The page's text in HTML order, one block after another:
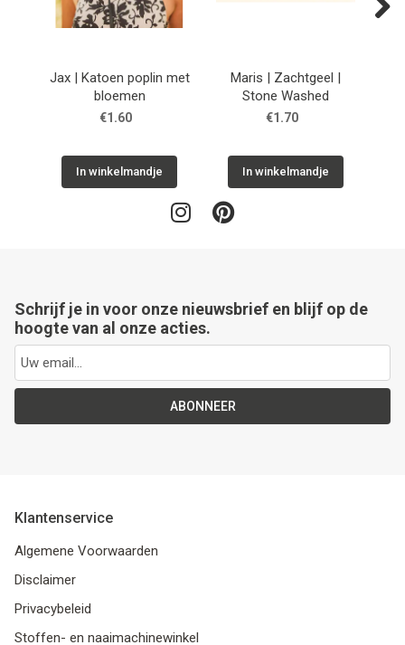
Jax | Katoen poplin met
bloemen
€1.60
In winkelmandje
Maris | Zachtgeel |
Stone Washed
€1.70
In winkelmandje
Schrijf je in voor onze nieuwsbrief en blijf op de
hoogte van al onze acties.
ABONNEER
Klantenservice
Algemene Voorwaarden
Disclaimer
Privacybeleid
Stoffen- en naaimachinewinkel